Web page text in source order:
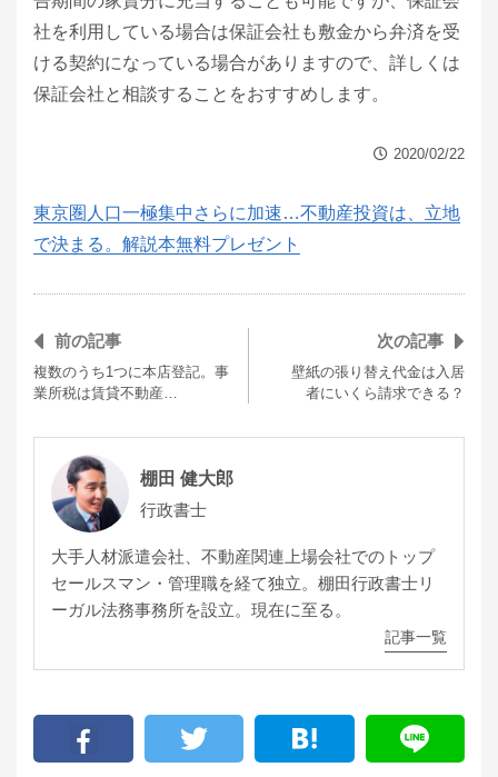
社を利用している場合は保証会社も敷金から弁済を受
ける契約になっている場合がありますので、詳しくは
保証会社と相談することをおすすめします。
2020/02/22
東京圏人口一極集中さらに加速…不動産投資は、立地
で決まる。解説本無料プレゼント
前の記事
複数のうち1つに本店登記。事
業所税は賃貸不動産…
次の記事
壁紙の張り替え代金は入居
者にいくら請求できる？
棚田 健大郎
行政書士
大手人材派遣会社、不動産関連上場会社でのトップ
セールスマン・管理職を経て独立。棚田行政書士リ
ーガル法務事務所を設立。現在に至る。
記事一覧